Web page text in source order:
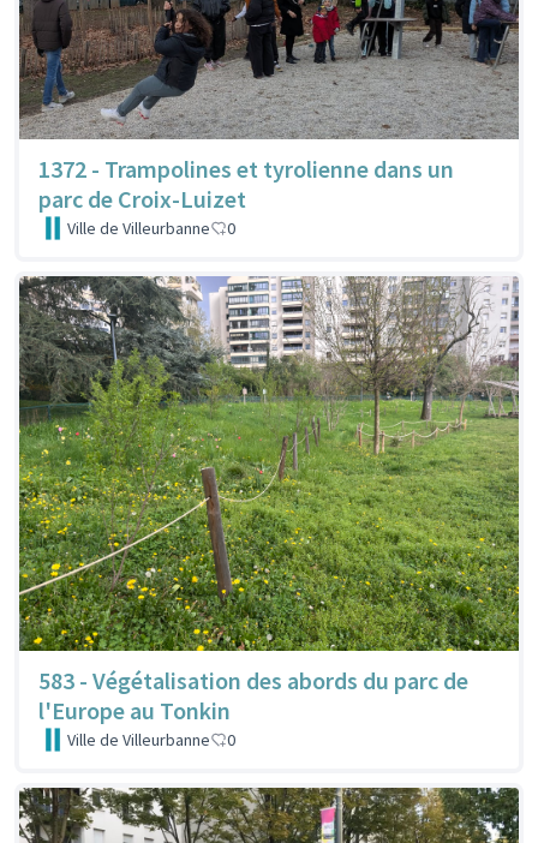
1372 - Trampolines et tyrolienne dans un
parc de Croix-Luizet
Ville de Villeurbanne 0
583 - Végétalisation des abords du parc de
l'Europe au Tonkin
Ville de Villeurbanne 0